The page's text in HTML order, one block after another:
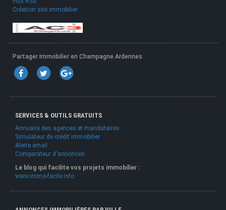
Création site immobilier
Partager Immobilier en Champagne Ardennes
SERVICES & OUTILS GRATUITS
Annuaire des agences et mandataires
Simulateur de crédit immobilier
Alerte email
Comparateur d'annonces
Le blog qui facilite vos projets immobilier :
www.immo-facile.info